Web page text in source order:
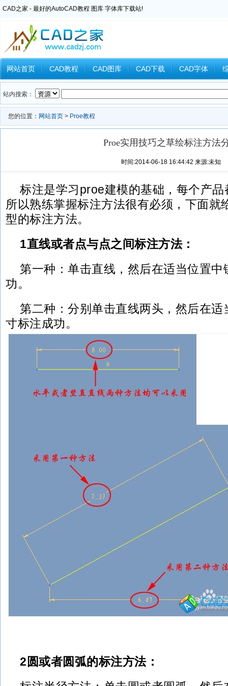
CAD之家 - 最好的AutoCAD教程 图库 字体库下载站!
网站首页 CAD教程 CAD图库 CAD下载 CAD字体
Inventor教程 Ansys教程 CAXA教程 中望CAD Catia教
站内搜索：
您的位置： 网站首页 > Proe教程
Proe实用技巧之草绘标注方法
时间:2014-06-18 16:44:42 来源:未知
标注是学习proe建模的基础，每个产
所以熟练掌握标注方法很有必须，下面就
型的标注方法。
1直线或者点与点之间标注方法：
第一种：单击直线，然后在适当位置
功。
第二种：分别单击直线两头，然后在
寸标注成功。
2圆或者圆弧的标注方法：